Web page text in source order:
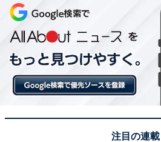
注目の連載